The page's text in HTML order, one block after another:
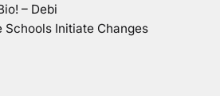
– Debi
Schools Initiate Changes